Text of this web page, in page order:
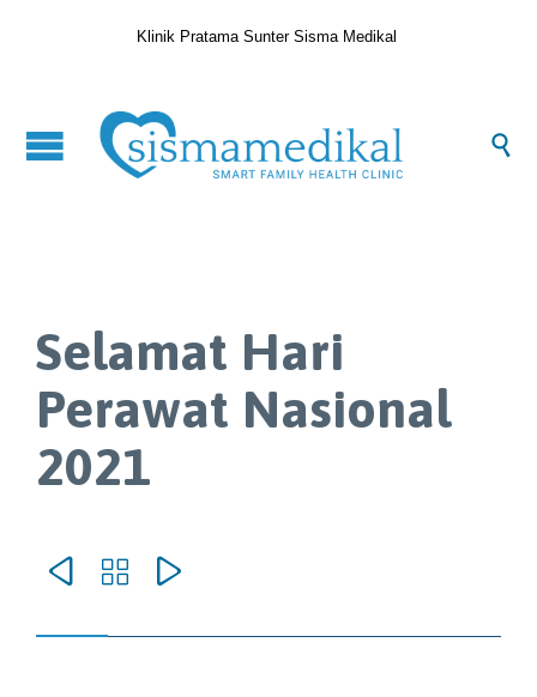
Klinik Pratama Sunter Sisma Medikal

Selamat Hari
Perawat Nasional
2021
  